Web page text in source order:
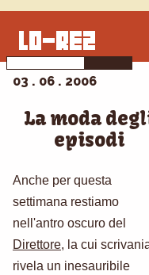
03 . 06 . 2006
La moda
episodi
Anche per questa
settimana restiamo
nell'antro oscuro del
Direttore, la cui
rivela un inesauribile